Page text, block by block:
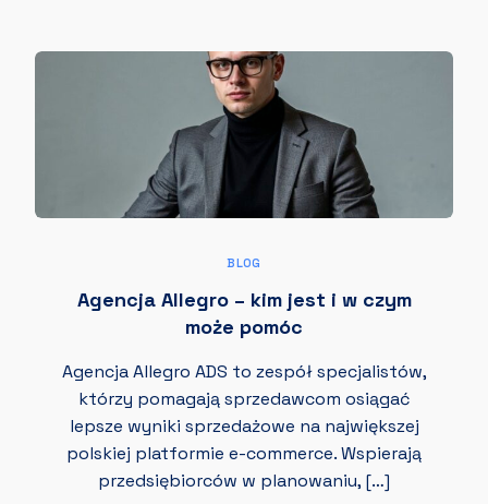
BLOG
Agencja Allegro – kim jest i w czym
może pomóc
Agencja Allegro ADS to zespół specjalistów,
którzy pomagają sprzedawcom osiągać
lepsze wyniki sprzedażowe na największej
polskiej platformie e-commerce. Wspierają
przedsiębiorców w planowaniu, […]